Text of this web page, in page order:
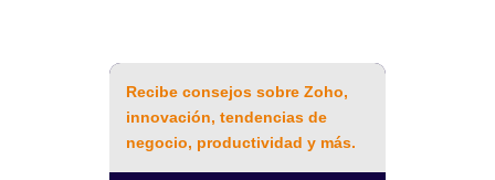
Recibe consejos sobre Zoho,
innovación, tendencias de
negocio, productividad y más.